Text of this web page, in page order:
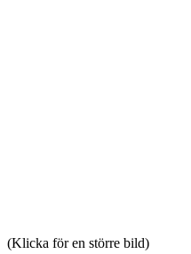
(Klicka för en större bild)